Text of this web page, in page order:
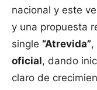
nacional y este
y una propuesta
single “Atrevida”,
oficial, dando
claro de